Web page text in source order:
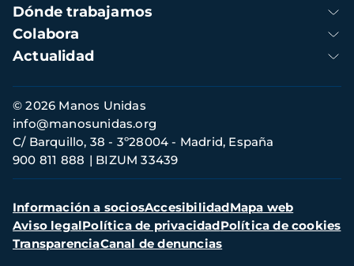
Dónde trabajamos
Colabora
Actualidad
Información
de
contacto
© 2026 Manos Unidas
C/ Barquillo, 38 - 3º28004 - Madrid, España
900 811 888
BIZUM 33439
info@manosunidas.org
Menú
secundario
Información a sociosAccesibilidadMapa web
Aviso legalPolítica de privacidadPolítica de cookies
TransparenciaCanal de denuncias